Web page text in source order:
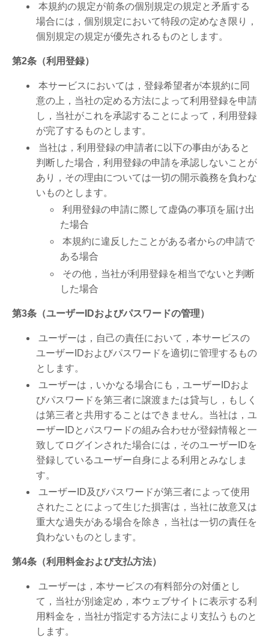
本規約の規定が前条の個別規定の規定と矛盾する
場合には，個別規定において特段の定めなき限り，
個別規定の規定が優先されるものとします。
第2条（利用登録）
本サービスにおいては，登録希望者が本規約に同
意の上，当社の定める方法によって利用登録を申請
し，当社がこれを承認することによって，利用登録
が完了するものとします。
当社は，利用登録の申請者に以下の事由があると
判断した場合，利用登録の申請を承認しないことが
あり，その理由については一切の開示義務を負わな
いものとします。
利用登録の申請に際して虚偽の事項を届け出
た場合
本規約に違反したことがある者からの申請で
ある場合
その他，当社が利用登録を相当でないと判断
した場合
第3条（ユーザーIDおよびパスワードの管理）
ユーザーは，自己の責任において，本サービスの
ユーザーIDおよびパスワードを適切に管理するもの
とします。
ユーザーは，いかなる場合にも，ユーザーIDおよ
びパスワードを第三者に譲渡または貸与し，もしく
は第三者と共用することはできません。当社は，ユ
ーザーIDとパスワードの組み合わせが登録情報と一
致してログインされた場合には，そのユーザーIDを
登録しているユーザー自身による利用とみなしま
す。
ユーザーID及びパスワードが第三者によって使用
されたことによって生じた損害は，当社に故意又は
重大な過失がある場合を除き，当社は一切の責任を
負わないものとします。
第4条（利用料金および支払方法）
ユーザーは，本サービスの有料部分の対価とし
て，当社が別途定め，本ウェブサイトに表示する利
用料金を，当社が指定する方法により支払うものと
します。